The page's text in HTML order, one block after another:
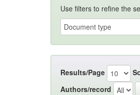
Use filters to refine the
Results/Page
Authors/record